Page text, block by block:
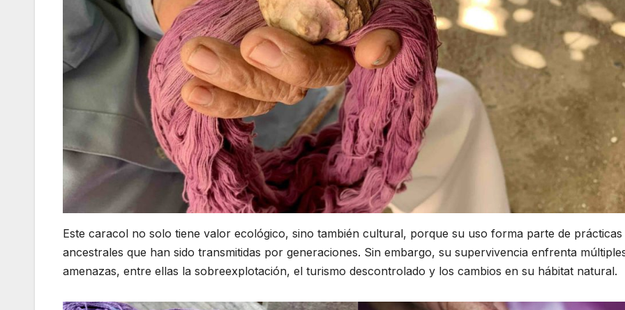
Este caracol no solo tiene valor ecológico, sino también cultural, porque su uso forma parte de prácticas
ancestrales que han sido transmitidas por generaciones. Sin embargo, su supervivencia enfrenta
amenazas, entre ellas la sobreexplotación, el turismo descontrolado y los cambios en su hábitat natural.